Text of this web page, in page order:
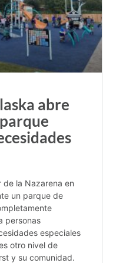
abre
de la Nazarena en
un parque de
personas
especiales
otro nivel de
y su comunidad.